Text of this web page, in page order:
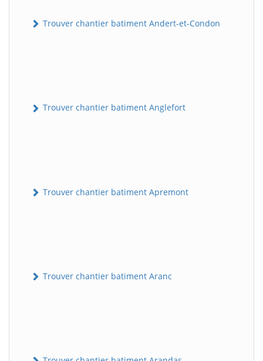
Trouver chantier batiment Andert-et-Condon
Trouver chantier batiment Anglefort
Trouver chantier batiment Apremont
Trouver chantier batiment Aranc